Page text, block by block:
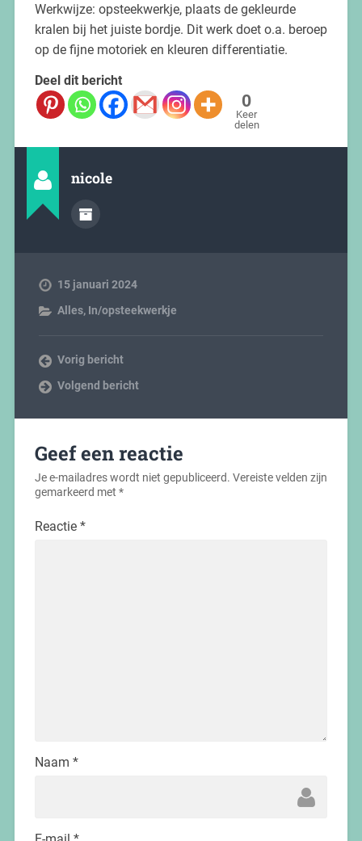
Werkwijze: opsteekwerkje, plaats de gekleurde
kralen bij het juiste bordje. Dit werk doet o.a. beroep
op de fijne motoriek en kleuren differentiatie.
Deel dit bericht
0
Keer
delen
nicole
15 januari 2024
Alles, In/opsteekwerkje
Vorig bericht
Volgend bericht
Geef een reactie
Je e-mailadres wordt niet gepubliceerd. Vereiste velden zijn
gemarkeerd met *
Reactie *
Naam *